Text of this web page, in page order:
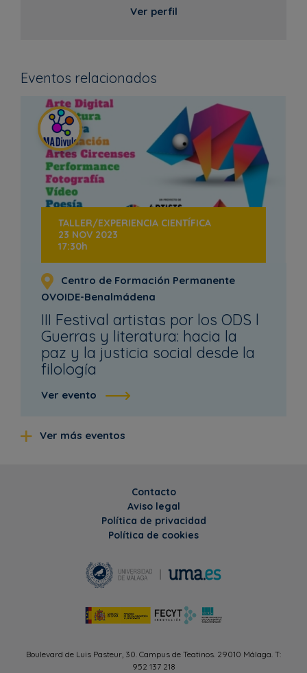
Ver perfil
Eventos relacionados
TALLER/EXPERIENCIA CIENTÍFICA
23 NOV 2023
17:30h
Centro de Formación Permanente
OVOIDE-Benalmádena
III Festival artistas por los ODS l
Guerras y literatura: hacia la
paz y la justicia social desde la
filología
Ver evento
Ver más eventos
Boulevard de Luis Pasteur, 30. Campus de Teatinos. 29010 Málaga. T:
952 137 218
Contacto
Aviso legal
Política de privacidad
Política de cookies